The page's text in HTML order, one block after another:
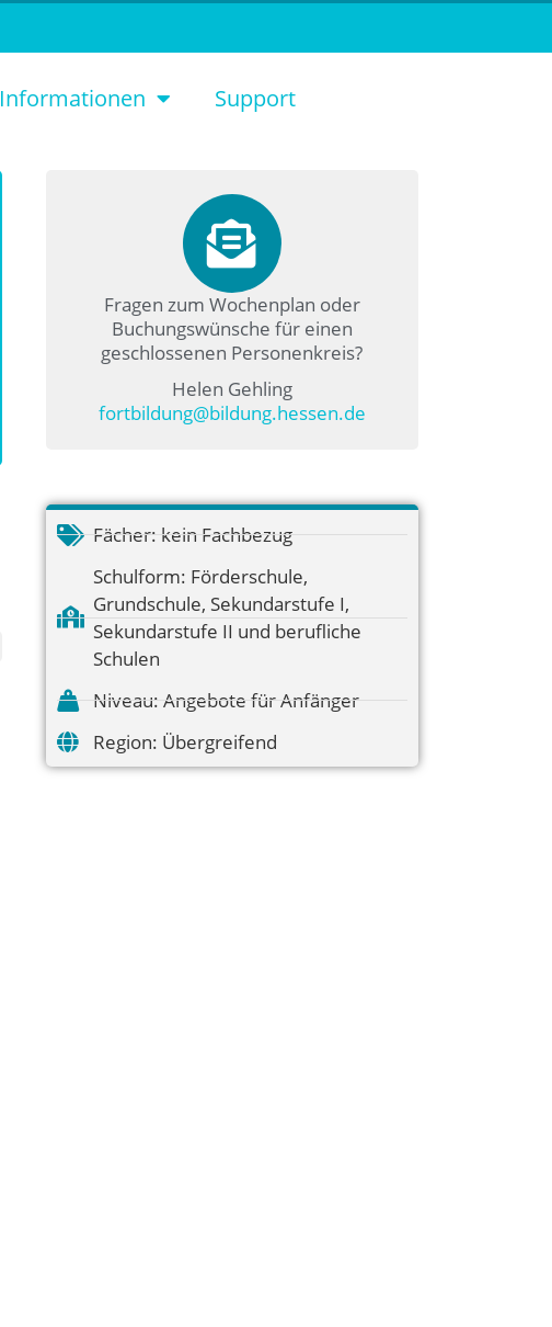
Informationen Support
Fragen zum Wochenplan oder
Buchungswünsche für einen
geschlossenen Personenkreis?
Helen Gehling
fortbildung@bildung.hessen.de
Fächer: kein Fachbezug
Schulform: Förderschule,
Grundschule, Sekundarstufe I,
Sekundarstufe II und berufliche
Schulen
Niveau: Angebote für Anfänger
Region: Übergreifend